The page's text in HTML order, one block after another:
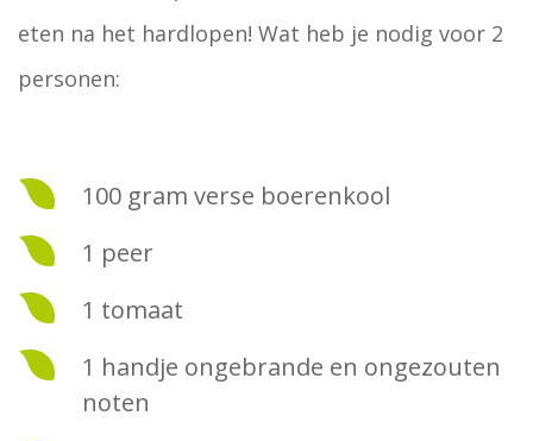
eten na het hardlopen! Wat heb je nodig voor 2
personen:
100 gram verse boerenkool
1 peer
1 tomaat
1 handje ongebrande en ongezouten
noten